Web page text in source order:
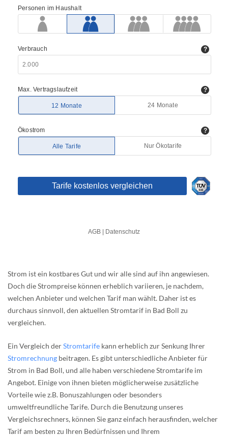
Strom ist ein kostbares Gut und wir alle sind auf ihn angewiesen.
Doch die Strompreise können erheblich variieren, je nachdem,
welchen Anbieter und welchen Tarif man wählt. Daher ist es
durchaus sinnvoll, den aktuellen Stromtarif in Bad Boll zu
vergleichen.
Ein Vergleich derStromtarife kann erheblich zur Senkung Ihrer
Stromrechnung beitragen. Es gibt unterschiedliche Anbieter für
Strom in Bad Boll, und alle haben verschiedene Stromtarife im
Angebot. Einige von ihnen bieten möglicherweise zusätzliche
Vorteile wie z.B. Bonuszahlungen oder besonders
umweltfreundliche Tarife. Durch die Benutzung unseres
Vergleichsrechners, können Sie ganz einfach herausfinden, welcher
Tarif am besten zu Ihren Bedürfnissen und Ihrem